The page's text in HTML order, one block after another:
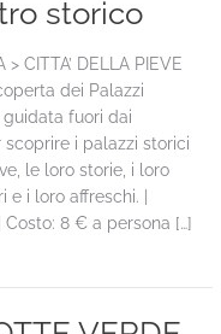
storico
> CITTA’ DELLA PIEVE
dei Palazzi
fuori dai
i palazzi storici
le loro storie, i loro
i loro affreschi. |
Costo: 8 € a persona […]